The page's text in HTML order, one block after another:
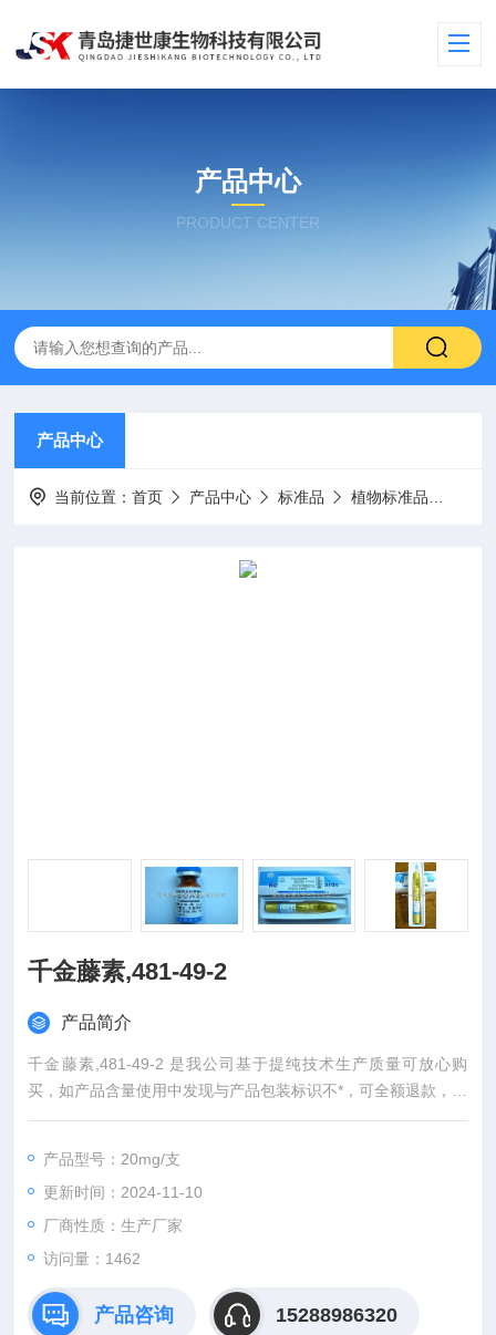
产品中心
PRODUCT CENTER
产品中心
当前位置：首页 产品中心 标准品 植物标准品
千金藤素,481-49-2
产品简介
千金藤素,481-49-2 是我公司基于提纯技术生产质量可放心购
买，如产品含量使用中发现与产品包装标识不*，可全额退款，为
使广大客户一站式购齐所需试剂我公司同时代理：中检所标准
对我司产品质量的保证，院校及医院客户可先发货后付款。 同单
位购货积分每季度均可参加礼品兑换（iphone 6、iPhone5s、iP
ad m
产品型号：20mg/支
更新时间：2024-11-10
厂商性质：生产厂家
访问量：1462
产品咨询 15288986320